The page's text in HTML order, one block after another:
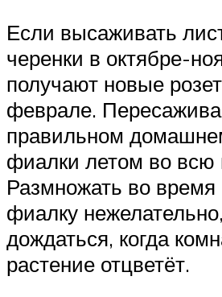
Если высаживать
черенки в октябре-
получают новые
феврале.
правильном
фиалки летом во всю
Размножать во время
фиалку
дождаться, когда
растение отцветёт.